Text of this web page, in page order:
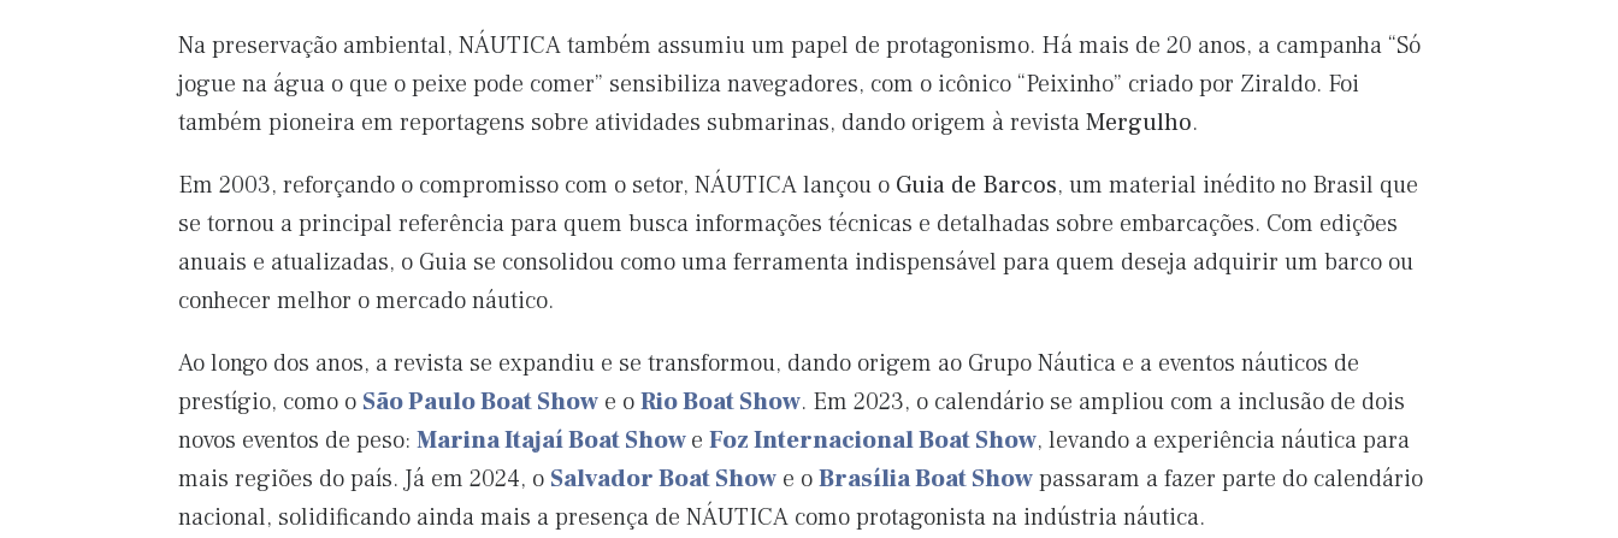
Na preservação ambiental, NÁUTICA também assumiu um papel de protagonismo. Há mais de 20 anos, a campanha “Só
jogue na água o que o peixe pode comer” sensibiliza navegadores, com o icônico “Peixinho” criado por Ziraldo. Foi
também pioneira em reportagens sobre atividades submarinas, dando origem à revistaMergulho.
Em 2003, reforçando o compromisso com o setor, NÁUTICA lançou o Guia de Barcos, um material inédito no Brasil que
se tornou a principal referência para quem busca informações técnicas e detalhadas sobre embarcações. Com edições
anuais e atualizadas, o Guia se consolidou como uma ferramenta indispensável para quem deseja adquirir um barco ou
conhecer melhor o mercado náutico.
Ao longo dos anos, a revista se expandiu e se transformou, dando origem ao Grupo Náutica e a eventos náuticos de
prestígio, como o São Paulo Boat Show e oRio Boat Show. Em 2023, o calendário se ampliou com a inclusão de dois
novos eventos de peso: Marina Itajaí Boat Showe Foz Internacional Boat Show, levando a experiência náutica para
mais regiões do país. Já em 2024, o Salvador Boat Show e oBrasília Boat Showpassaram a fazer parte do calendário
nacional, solidificando ainda mais a presença de NÁUTICA como protagonista na indústria náutica.